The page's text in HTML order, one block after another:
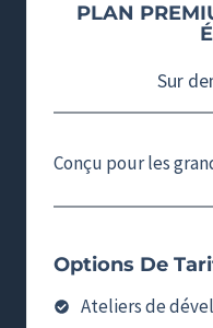
PLAN
Sur
Conçu pour les
Options De
Ateliers de